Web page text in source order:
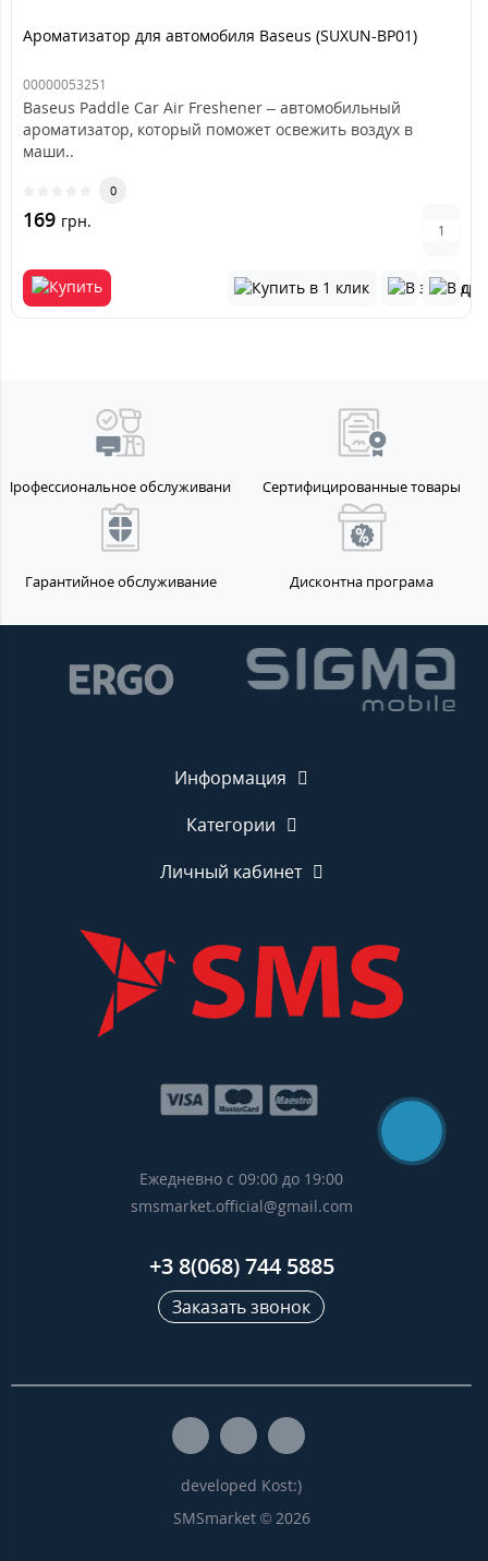
Ароматизатор для автомобиля Baseus (SUXUN-BP01)
00000053251
Baseus Paddle Car Air Freshener – автомобильный
ароматизатор, который поможет освежить воздух в
маши..
0
169 грн.
Профессиональное обслуживание Сертифицированные товары
Гарантийное обслуживание Дисконтна програма
Информация
Категории
Личный кабинет
Ежедневно с 09:00 до 19:00
smsmarket.official@gmail.com
+3 8(068) 744 5885
Заказать звонок
SMSmarket © 2026
developed Kost:)